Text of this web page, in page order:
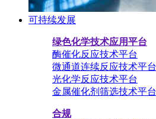
可持续发展
绿色化学技术应用平台
酶催化反应技术平台
微通道连续反应技术平台
光化学反应技术平台
金属催化剂筛选技术平台
合规